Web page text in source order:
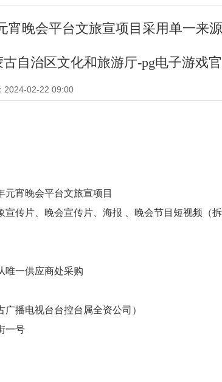
宵晚会平台文旅宣项目采用单一来
自治区文化和旅游厅-pg电子游戏
2024-02-22 09:00
元宵晚会平台文旅宣项目
传片、晚会宣传片、海报 、晚会节目短视频（
唯一供应商处采购
播电视台台控台属全资公司）
一号